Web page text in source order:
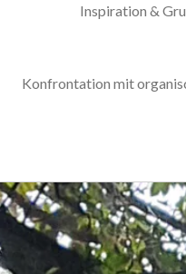
Inspiration &
Konfrontation mit